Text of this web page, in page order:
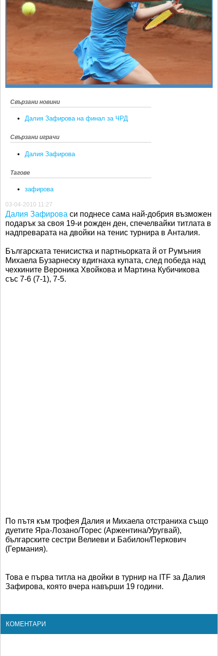
КЛУБОВЕ
РАКЕТНИ
Спорт&Фитнес
Свързани новини
Далия Зафирова на финал за ЧРД
Свързани играчи
Далия Зафирова
Тагове
зафирова
03-04-2010 11:27
Далия Зафирова си поднесе сама най-добрия възможен
подарък за своя 19-и рожден ден, спечелвайки титлата в
надпреварата на двойки на тенис турнира в Анталия.
Българската тенисистка и партньорката й от Румъния
Михаела Бузарнеску вдигнаха купата, след победа над
чехкините Вероника Хвойкова и Мартина Кубичикова
със 7-6 (7-1), 7-5.
По пътя към трофея Далия и Михаела отстраниха също
дуетите Яра-Лозано/Торес (Аржентина/Уругвай),
българските сестри Велиеви и Бабилон/Перкович
(Германия).
Това е първа титла на двойки в турнир на ITF за Далия
Зафирова, която вчера навърши 19 години.
КОМЕНТАРИ